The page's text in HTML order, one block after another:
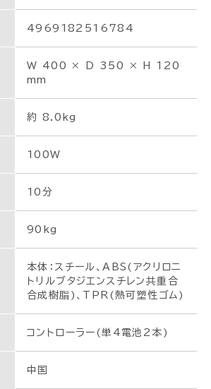
4969182516784
W 400 × D 350 × H 120
mm
約 8.0kg
100W
10分
90kg
本体：スチール、ABS(アクリロニ
トリルブタジエンスチレン共重合
合成樹脂)、TPR(熱可塑性ゴム)
コントローラー(単4電池2本)
中国